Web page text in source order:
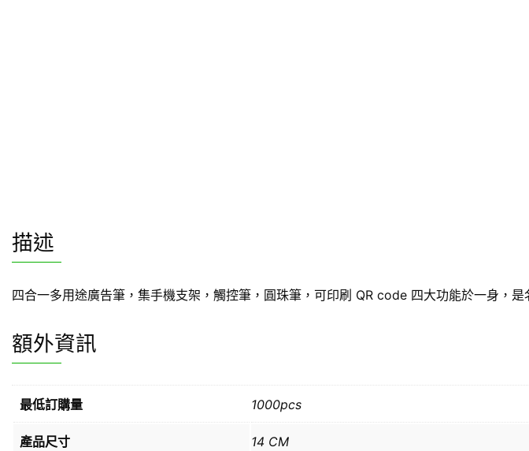
描述
四合一多用途廣告筆，集手機支架，觸控筆，圓珠筆，可印刷 QR code 四大功能於一身，
額外資訊
最低訂購量 1000pcs
產品尺寸 14 CM